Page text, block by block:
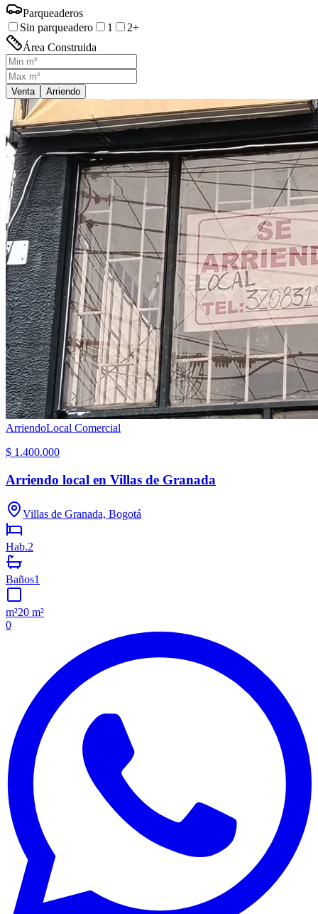
Parqueaderos
Sin parqueadero
1
2+
Área Construida
Venta Arriendo
ArriendoLocal Comercial
$ 1.400.000
Arriendo local en Villas de Granada
Villas de Granada, Bogotá
Hab.2
Baños1
m²20 m²
0